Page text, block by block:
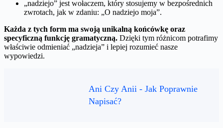
„nadziejo” jest wołaczem, który stosujemy w bezpośrednich
zwrotach, jak w zdaniu: „O nadziejo moja”.
Każda z tych form ma swoją unikalną końcówkę oraz
specyficzną funkcję gramatyczną. Dzięki tym różnicom potrafimy
właściwie odmieniać „nadzieja” i lepiej rozumieć nasze
wypowiedzi.
Ani Czy Anii - Jak Poprawnie
Napisać?